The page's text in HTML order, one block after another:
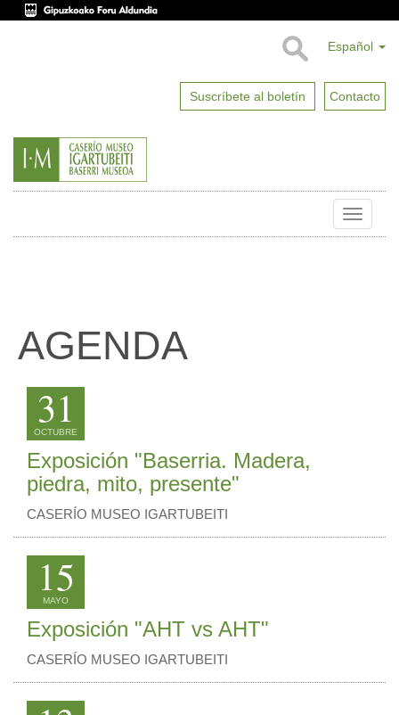
Español
Suscríbete al boletín Contacto
Toggle
AGENDA
31
OCTUBRE
Exposición "Baserria. Madera,
piedra, mito, presente"
CASERÍO MUSEO IGARTUBEITI
15
MAYO
Exposición "AHT vs AHT"
CASERÍO MUSEO IGARTUBEITI